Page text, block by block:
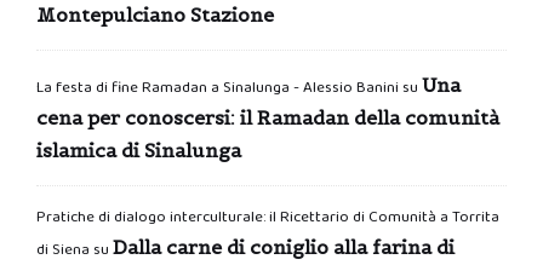
Montepulciano Stazione
La festa di fine Ramadan a Sinalunga - Alessio Banini su Una
cena per conoscersi: il Ramadan della comunità
islamica di Sinalunga
Pratiche di dialogo interculturale: il Ricettario di Comunità a Torrita
di Siena su Dalla carne di coniglio alla farina di